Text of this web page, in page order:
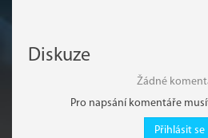
Diskuze
Žádné
Pro napsání komentáře
Přihlásit se